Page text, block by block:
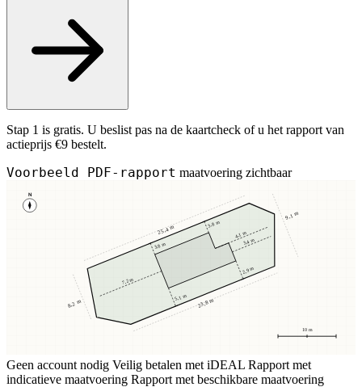
Stap 1 is gratis. U beslist pas na de kaartcheck of u het rapport van
actieprijs €9 bestelt.
Voorbeeld PDF-rapport maatvoering zichtbaar
N
10 m
3,8 m
3,8 m
5,1 m
2,9 m
7,2 m
3,4 m
4,1 m
25,4 m
23,8 m
8,2 m
9,1 m
Geen account nodig Veilig betalen met iDEAL Rapport met
indicatieve maatvoering Rapport met beschikbare maatvoering